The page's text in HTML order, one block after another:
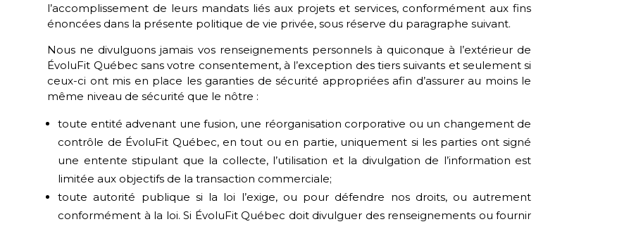
l’accomplissement de leurs mandats liés aux projets et services, conformément aux fins
énoncées dans la présente politique de vie privée, sous réserve du paragraphe suivant.
Nous ne divulguons jamais vos renseignements personnels à quiconque à l’extérieur de
ÉvoluFit Québec sans votre consentement, à l’exception des tiers suivants et seulement si
ceux-ci ont mis en place les garanties de sécurité appropriées afin d’assurer au moins le
même niveau de sécurité que le nôtre :
toute entité advenant une fusion, une réorganisation corporative ou un changement de
contrôle de ÉvoluFit Québec, en tout ou en partie, uniquement si les parties ont signé
une entente stipulant que la collecte, l’utilisation et la divulgation de l’information est
limitée aux objectifs de la transaction commerciale;
toute autorité publique si la loi l’exige, ou pour défendre nos droits, ou autrement
conformément à la loi. Si ÉvoluFit Québec doit divulguer des renseignements ou fournir